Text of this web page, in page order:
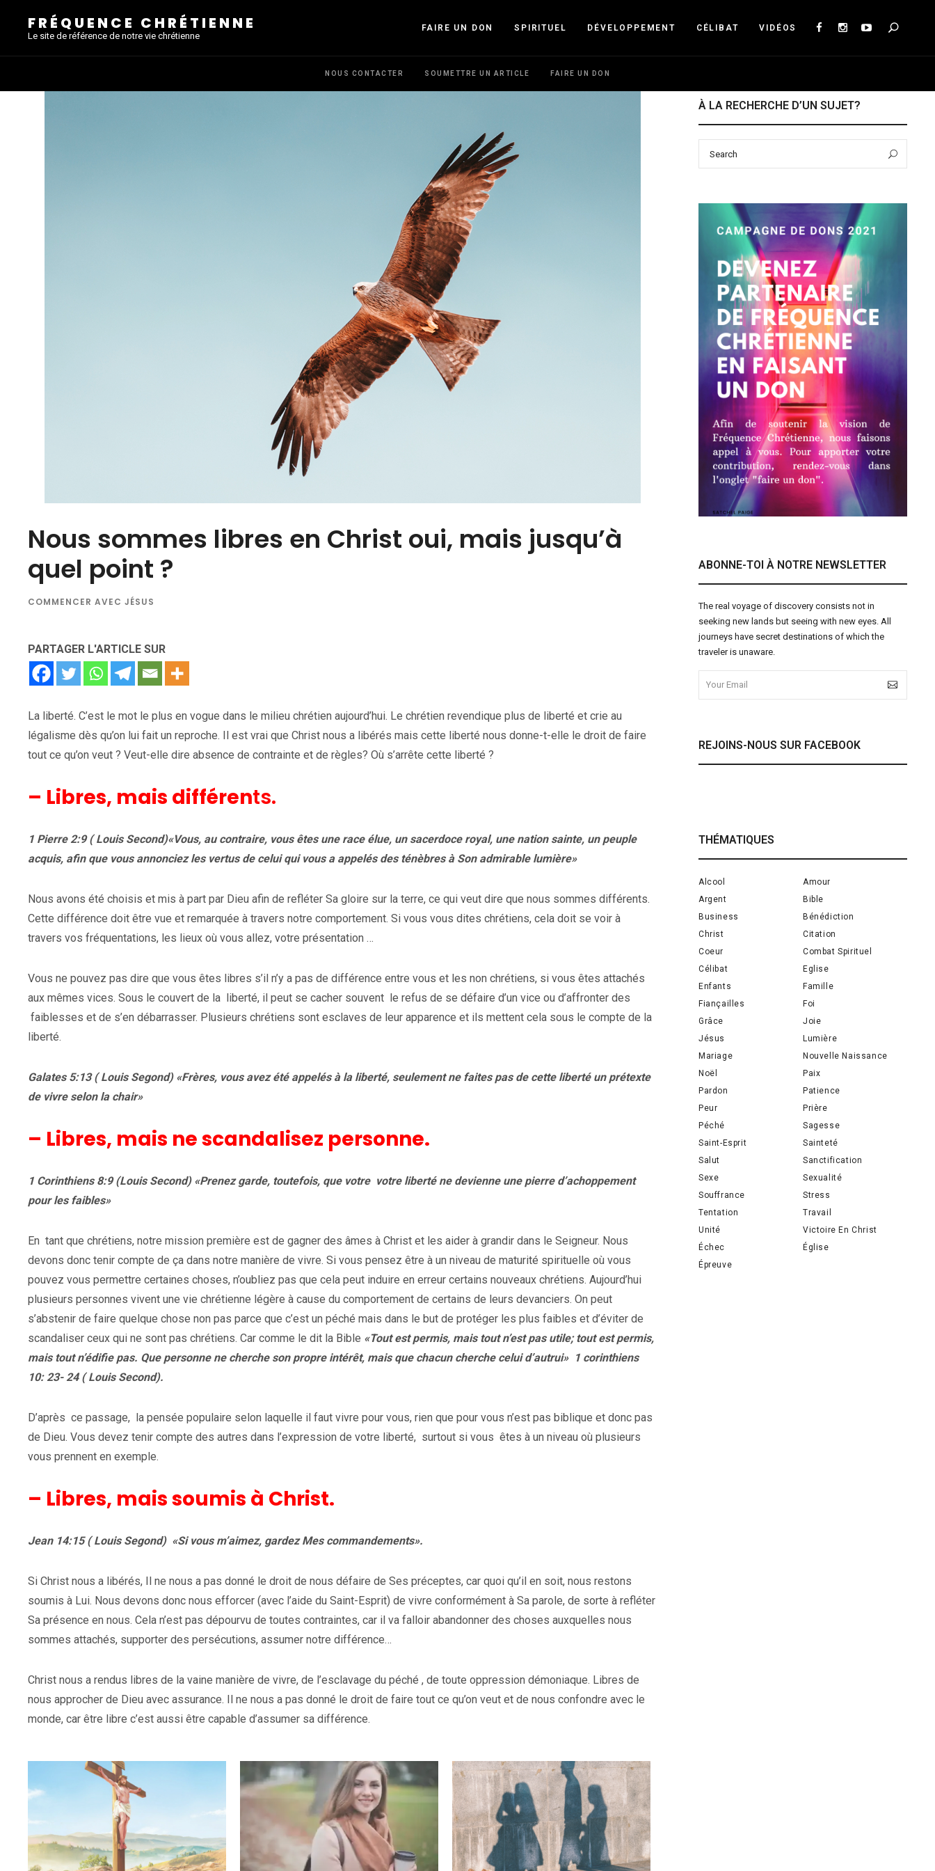
FRÉQUENCE CHRÉTIENNE
Le site de référence de notre vie chrétienne
FAIRE UN DON SPIRITUEL DÉVELOPPEMENT CÉLIBAT VIDÉOS
NOUS CONTACTER SOUMETTRE UN ARTICLE FAIRE UN DON
Nous sommes libres en Christ oui, mais jusqu’à
quel point ?
COMMENCER AVEC JÉSUS
PARTAGER L'ARTICLE SUR
La liberté. C’est le mot le plus en vogue dans le milieu chrétien aujourd’hui. Le chrétien revendique plus de liberté et crie au
légalisme dès qu’on lui fait un reproche. Il est vrai que Christ nous a libérés mais cette liberté nous donne-t-elle le droit de faire
tout ce qu’on veut ? Veut-elle dire absence de contrainte et de règles? Où s’arrête cette liberté ?
– Libres, mais différents.
1 Pierre 2:9 ( Louis Second)«Vous, au contraire, vous êtes une race élue, un sacerdoce royal, une nation sainte, un peuple
acquis, afin que vous annonciez les vertus de celui qui vous a appelés des ténèbres à Son admirable lumière»
Nous avons été choisis et mis à part par Dieu afin de refléter Sa gloire sur la terre, ce qui veut dire que nous sommes différents.
Cette différence doit être vue et remarquée à travers notre comportement. Si vous vous dites chrétiens, cela doit se voir à
travers vos fréquentations, les lieux où vous allez, votre présentation …
Vous ne pouvez pas dire que vous êtes libres s’il n’y a pas de différence entre vous et les non chrétiens, si vous êtes attachés
aux mêmes vices. Sous le couvert de la liberté, il peut se cacher souvent le refus de se défaire d’un vice ou d’affronter des
faiblesses et de s’en débarrasser. Plusieurs chrétiens sont esclaves de leur apparence et ils mettent cela sous le compte de la
liberté.
Galates 5:13 ( Louis Segond) «Frères, vous avez été appelés à la liberté, seulement ne faites pas de cette liberté un prétexte
de vivre selon la chair»
– Libres, mais ne scandalisez personne.
1 Corinthiens 8:9 (Louis Second) «Prenez garde, toutefois, que votre votre liberté ne devienne une pierre d’achoppement
pour les faibles»
En tant que chrétiens, notre mission première est de gagner des âmes à Christ et les aider à grandir dans le Seigneur. Nous
devons donc tenir compte de ça dans notre manière de vivre. Si vous pensez être à un niveau de maturité spirituelle où vous
pouvez vous permettre certaines choses, n’oubliez pas que cela peut induire en erreur certains nouveaux chrétiens. Aujourd’hui
plusieurs personnes vivent une vie chrétienne légère à cause du comportement de certains de leurs devanciers. On peut
s’abstenir de faire quelque chose non pas parce que c’est un péché mais dans le but de protéger les plus faibles et d’éviter de
scandaliser ceux qui ne sont pas chrétiens. Car comme le dit la Bible «Tout est permis, mais tout n’est pas utile; tout est permis,
mais tout n’édifie pas. Que personne ne cherche son propre intérêt, mais que chacun cherche celui d’autrui» 1 corinthiens
10: 23- 24 ( Louis Second).
D’après ce passage, la pensée populaire selon laquelle il faut vivre pour vous, rien que pour vous n’est pas biblique et donc pas
de Dieu. Vous devez tenir compte des autres dans l’expression de votre liberté, surtout si vous êtes à un niveau où plusieurs
vous prennent en exemple.
– Libres, mais soumis à Christ.
Jean 14:15 ( Louis Segond) «Si vous m’aimez, gardez Mes commandements».
Si Christ nous a libérés, Il ne nous a pas donné le droit de nous défaire de Ses préceptes, car quoi qu’il en soit, nous restons
soumis à Lui. Nous devons donc nous efforcer (avec l’aide du Saint-Esprit) de vivre conformément à Sa parole, de sorte à refléter
Sa présence en nous. Cela n’est pas dépourvu de toutes contraintes, car il va falloir abandonner des choses auxquelles nous
sommes attachés, supporter des persécutions, assumer notre différence…
Christ nous a rendus libres de la vaine manière de vivre, de l’esclavage du péché , de toute oppression démoniaque. Libres de
nous approcher de Dieu avec assurance. Il ne nous a pas donné le droit de faire tout ce qu’on veut et de nous confondre avec le
monde, car être libre c’est aussi être capable d’assumer sa différence.
À LA RECHERCHE D’UN SUJET?
ABONNE-TOI À NOTRE NEWSLETTER
The real voyage of discovery consists not in
seeking new lands but seeing with new eyes. All
journeys have secret destinations of which the
traveler is unaware.
REJOINS-NOUS SUR FACEBOOK
THÉMATIQUES
Alcool
Amour
Argent
Bible
Business
Bénédiction
Christ
Citation
Coeur
Combat Spirituel
Célibat
Eglise
Enfants
Famille
Fiançailles
Foi
Grâce
Joie
Jésus
Lumière
Mariage
Nouvelle Naissance
Noël
Paix
Pardon
Patience
Peur
Prière
Péché
Sagesse
Saint-Esprit
Sainteté
Salut
Sanctification
Sexe
Sexualité
Souffrance
Stress
Tentation
Travail
Unité
Victoire En Christ
Échec
Église
Épreuve